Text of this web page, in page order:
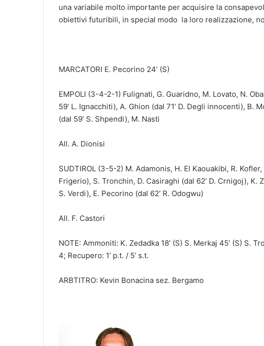
una variabile molto importante per acquisire la
obiettivi futuribili, in special modo la loro realizzazione,
MARCATORI E. Pecorino 24’ (S)
EMPOLI (3-4-2-1) Fulignati, G. Guaridno, M. Lovato, N.
59’ L. Ignacchiti), A. Ghion (dal 71’ D. Degli innocenti), B.
(dal 59’ S. Shpendi), M. Nasti
All. A. Dionisi
SUDTIROL (3-5-2) M. Adamonis, H. El Kaouakibi, R.
Frigerio), S. Tronchin, D. Casiraghi (dal 62’ D. Crnigoj), K.
S. Verdi), E. Pecorino (dal 62’ R. Odogwu)
All. F. Castori
NOTE: Ammoniti: K. Zedadka 18’ (S) S. Merkaj 45’ (S) S.
4; Recupero: 1’ p.t. / 5’ s.t.
ARBTITRO: Kevin Bonacina sez. Bergamo